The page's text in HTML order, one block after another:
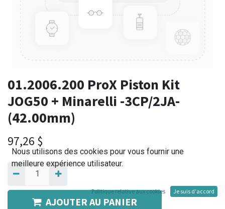
01.2006.200 ProX Piston Kit
JOG50 + Minarelli -3CP/2JA-
(42.00mm)
97,26 $
AJOUTER AU PANIER
Nous utilisons des cookies pour vous fournir une
meilleure expérience utilisateur.
Politique relative aux cookies Je suis d'accord